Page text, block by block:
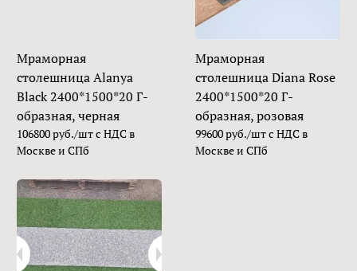
Мраморная
столешница Alanya
Black 2400*1500*20 Г-
образная, черная
106800 руб./шт с НДС в
Москве и СПб
Мраморная
столешница Diana Rose
2400*1500*20 Г-
образная, розовая
99600 руб./шт с НДС в
Москве и СПб